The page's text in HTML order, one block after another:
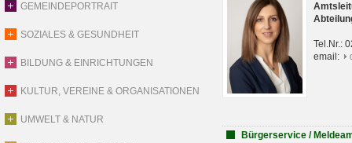
GEMEINDEPORTRAIT
SOZIALES & GESUNDHEIT
BILDUNG & EINRICHTUNGEN
KULTUR, VEREINE & ORGANISATIONEN
UMWELT & NATUR
Tel.Nr.:
email:
Bürgerservice /